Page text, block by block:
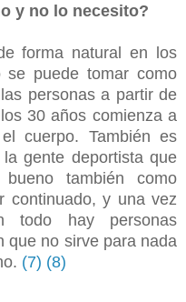
y no lo necesito?
forma natural en los
se puede tomar como
personas a partir de
30 años comienza a
cuerpo. También es
gente deportista que
también como
continuado, y una vez
todo hay personas
que no sirve para nada
(7) (8)